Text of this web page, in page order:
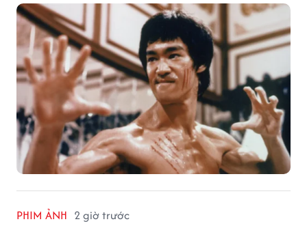
PHIM ẢNH 2 giờ trước